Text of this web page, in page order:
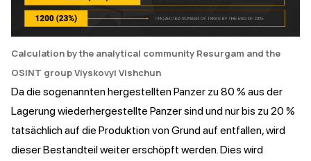
Calculation by the analytical community Resurgam and the
OSINT group Viyskovyi Vishchun
Da die sogenannten hergestellten Panzer zu 80 % aus der
Lagerung wiederhergestellte Panzer sind und nur bis zu 20 %
tatsächlich auf die Produktion von Grund auf entfallen, wird
dieser Bestandteil weiter erschöpft werden. Dies wird